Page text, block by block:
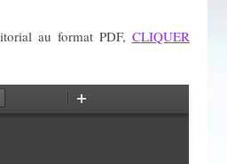
au format PDF, CLIQUER